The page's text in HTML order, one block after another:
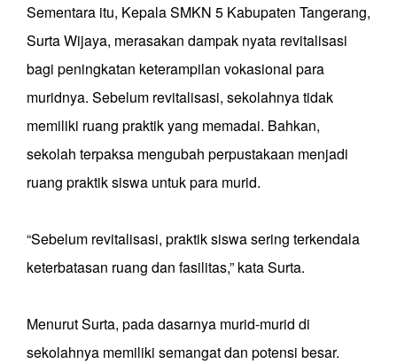
Sementara itu, Kepala SMKN 5 Kabupaten Tangerang,
Surta Wijaya, merasakan dampak nyata revitalisasi
bagi peningkatan keterampilan vokasional para
muridnya. Sebelum revitalisasi, sekolahnya tidak
memiliki ruang praktik yang memadai. Bahkan,
sekolah terpaksa mengubah perpustakaan menjadi
ruang praktik siswa untuk para murid.
“Sebelum revitalisasi, praktik siswa sering terkendala
keterbatasan ruang dan fasilitas,” kata Surta.
Menurut Surta, pada dasarnya murid-murid di
sekolahnya memiliki semangat dan potensi besar.